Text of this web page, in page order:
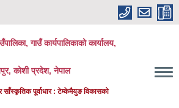
गाउँ कार्यपालिकाको कार्यालय,
कोशी प्रदेश, नेपाल
साँस्कृतिक पूर्वाधार : टेम्केमैयुङ विकासको